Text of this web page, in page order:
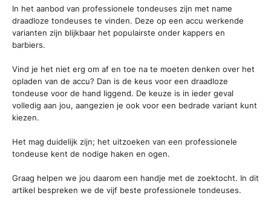
In het aanbod van professionele tondeuses zijn met name
draadloze tondeuses te vinden. Deze op een accu werkende
varianten zijn blijkbaar het populairste onder kappers en
barbiers.
Vind je het niet erg om af en toe na te moeten denken over het
opladen van de accu? Dan is de keus voor een draadloze
tondeuse voor de hand liggend. De keuze is in ieder geval
volledig aan jou, aangezien je ook voor een bedrade variant kunt
kiezen.
Het mag duidelijk zijn; het uitzoeken van een professionele
tondeuse kent de nodige haken en ogen.
Graag helpen we jou daarom een handje met de zoektocht. In dit
artikel bespreken we de vijf beste professionele tondeuses.